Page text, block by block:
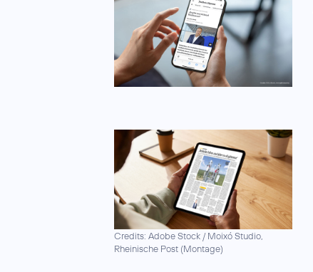
Credits: Adobe Stock / Moixó Studio,
Rheinische Post (Montage)